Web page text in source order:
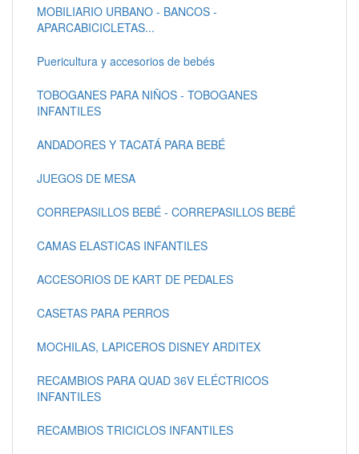
MOBILIARIO URBANO - BANCOS -
APARCABICICLETAS...
Puericultura y accesorios de bebés
TOBOGANES PARA NIÑOS - TOBOGANES
INFANTILES
ANDADORES Y TACATÁ PARA BEBÉ
JUEGOS DE MESA
CORREPASILLOS BEBÉ - CORREPASILLOS BEBÉ
CAMAS ELASTICAS INFANTILES
ACCESORIOS DE KART DE PEDALES
CASETAS PARA PERROS
MOCHILAS, LAPICEROS DISNEY ARDITEX
RECAMBIOS PARA QUAD 36V ELÉCTRICOS
INFANTILES
RECAMBIOS TRICICLOS INFANTILES